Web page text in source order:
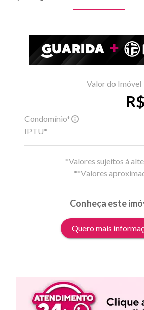
Valor do Imóvel
Condomínio*
IPTU*
*Valores sujeitos à
**Valores
Conheça este
Quero mais